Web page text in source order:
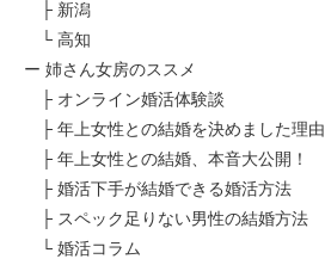
├ 新潟
└ 高知
ー 姉さん女房のススメ
├ オンライン婚活体験談
├ 年上女性との結婚を決めました理由
├ 年上女性との結婚、本音大公開！
├ 婚活下手が結婚できる婚活方法
├ スペック足りない男性の結婚方法
└ 婚活コラム